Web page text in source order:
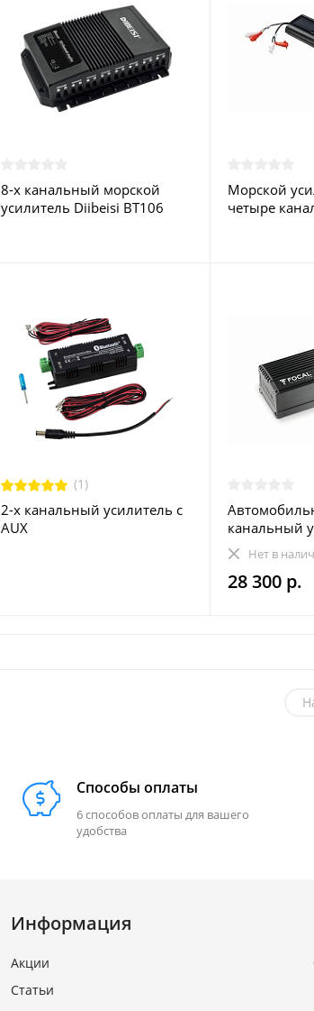
8-х канальный морской
усилитель Diibeisi BT106
Морской
четыре
(1)
2-х канальный усилитель с
AUX
канальный
FOCAL
Нет в
28 300 р.
Способы оплаты
6 способов оплаты для вашего
удобства
Информация
Акции
Статьи